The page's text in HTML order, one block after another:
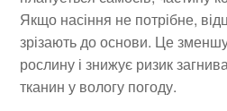
Якщо насіння не потрібне,
зрізають до основи. Це
рослину і знижує ризик
тканин у вологу погоду.